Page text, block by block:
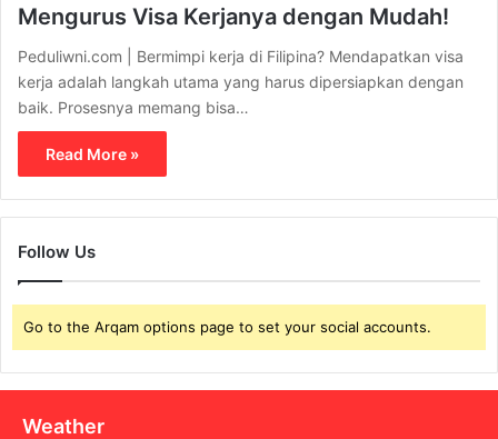
Mengurus Visa Kerjanya dengan Mudah!
Peduliwni.com | Bermimpi kerja di Filipina? Mendapatkan visa
kerja adalah langkah utama yang harus dipersiapkan dengan
baik. Prosesnya memang bisa…
Read More »
Follow Us
Go to the Arqam options page to set your social accounts.
Weather